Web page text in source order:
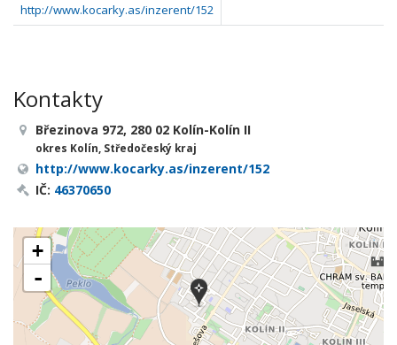
http://www.kocarky.as/inzerent/152
Kontakty
Březinova 972, 280 02 Kolín-Kolín II
okres Kolín, Středočeský kraj
http://www.kocarky.as/inzerent/152
IČ: 46370650
+
-